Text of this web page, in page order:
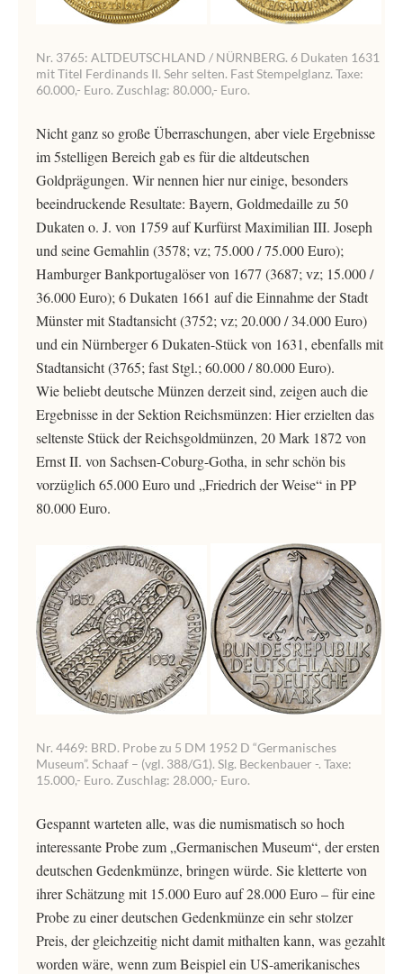
Nr. 3765: ALTDEUTSCHLAND / NÜRNBERG. 6 Dukaten 1631
mit Titel Ferdinands II. Sehr selten. Fast Stempelglanz. Taxe:
60.000,- Euro. Zuschlag: 80.000,- Euro.
Nicht ganz so große Überraschungen, aber viele Ergebnisse
im 5stelligen Bereich gab es für die altdeutschen
Goldprägungen. Wir nennen hier nur einige, besonders
beeindruckende Resultate: Bayern, Goldmedaille zu 50
Dukaten o. J. von 1759 auf Kurfürst Maximilian III. Joseph
und seine Gemahlin (3578; vz; 75.000 / 75.000 Euro);
Hamburger Bankportugalöser von 1677 (3687; vz; 15.000 /
36.000 Euro); 6 Dukaten 1661 auf die Einnahme der Stadt
Münster mit Stadtansicht (3752; vz; 20.000 / 34.000 Euro)
und ein Nürnberger 6 Dukaten-Stück von 1631, ebenfalls mit
Stadtansicht (3765; fast Stgl.; 60.000 / 80.000 Euro).
Wie beliebt deutsche Münzen derzeit sind, zeigen auch die
Ergebnisse in der Sektion Reichsmünzen: Hier erzielten das
seltenste Stück der Reichsgoldmünzen, 20 Mark 1872 von
Ernst II. von Sachsen-Coburg-Gotha, in sehr schön bis
vorzüglich 65.000 Euro und „Friedrich der Weise“ in PP
80.000 Euro.
Nr. 4469: BRD. Probe zu 5 DM 1952 D “Germanisches
Museum”. Schaaf – (vgl. 388/G1). Slg. Beckenbauer -. Taxe:
15.000,- Euro. Zuschlag: 28.000,- Euro.
Gespannt warteten alle, was die numismatisch so hoch
interessante Probe zum „Germanischen Museum“, der ersten
deutschen Gedenkmünze, bringen würde. Sie kletterte von
ihrer Schätzung mit 15.000 Euro auf 28.000 Euro – für eine
Probe zu einer deutschen Gedenkmünze ein sehr stolzer
Preis, der gleichzeitig nicht damit mithalten kann, was gezahlt
worden wäre, wenn zum Beispiel ein US-amerikanisches